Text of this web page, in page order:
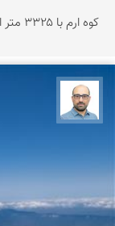
کوه ارم با ۳۳۲۵ متر ارتفاع در جنوب چاشم